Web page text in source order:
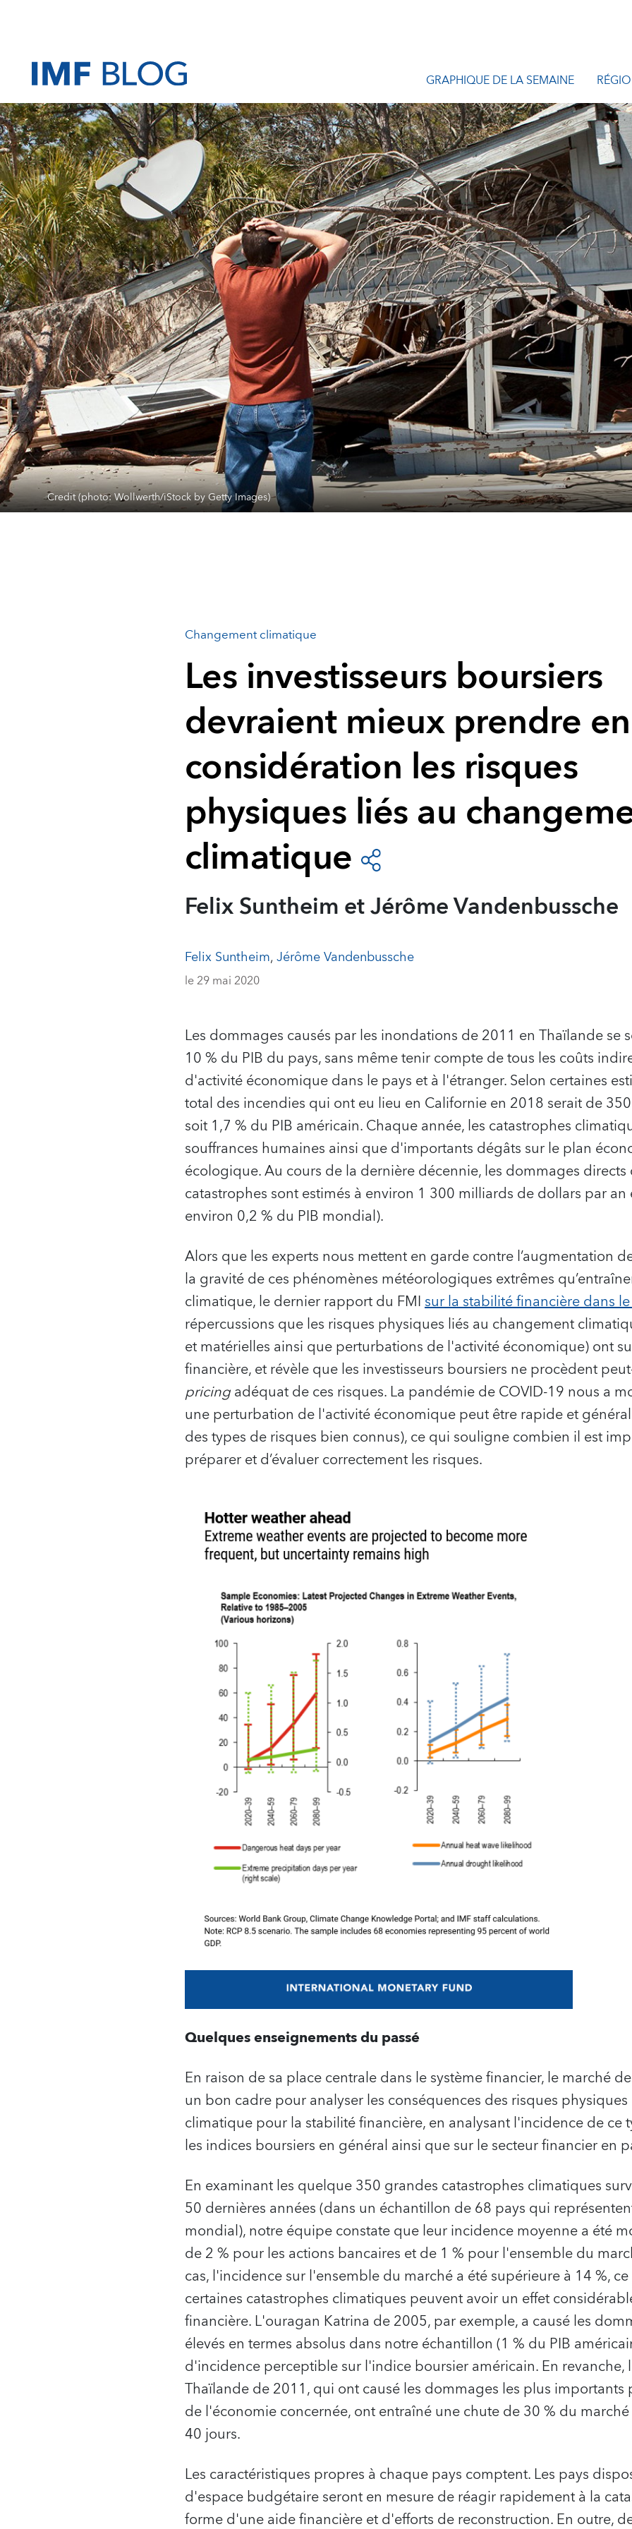
GRAPHIQUE DE LA SEMAINE
Credit (photo: Wollwerth/iStock by Getty Images)
Changement climatique
Les investisseurs boursiers
devraient mieux prendre en
considération les risques
physiques liés au
climatique
Felix Suntheim et Jérôme Vandenbussche
Felix Suntheim,Jérôme Vandenbussche
le 29 mai 2020
Les dommages causés par les inondations de 2011 en Thaïlande se
10 % du PIB du pays, sans même tenir compte de tous les coûts
d'activité économique dans le pays et à l'étranger. Selon certaines
total des incendies qui ont eu lieu en Californie en 2018 serait de
soit 1,7 % du PIB américain. Chaque année, les catastrophes
souffrances humaines ainsi que d'importants dégâts sur le plan
écologique. Au cours de la dernière décennie, les dommages directs
catastrophes sont estimés à environ 1 300 milliards de dollars par
environ 0,2 % du PIB mondial).
Alors que les experts nous mettent en garde contre l’augmentation
la gravité de ces phénomènes météorologiques extrêmes
climatique, le dernier rapport du FMIsur la stabilité financière dans
répercussions que les risques physiques liés au changement
et matérielles ainsi que perturbations de l'activité économique) ont
financière, et révèle que les investisseurs boursiers ne procèdent
pricingadéquat de ces risques. La pandémie de COVID-19 nous a
une perturbation de l'activité économique peut être rapide et
des types de risques bien connus), ce qui souligne combien il est
préparer et d’évaluer correctement les risques.
Quelques enseignements du passé
En raison de sa place centrale dans le système financier, le marché
un bon cadre pour analyser les conséquences des risques
climatique pour la stabilité financière, en analysant l'incidence de ce
les indices boursiers en général ainsi que sur le secteur financier en
En examinant les quelque 350 grandes catastrophes climatiques
50 dernières années (dans un échantillon de 68 pays qui
mondial), notre équipe constate que leur incidence moyenne a été
de 2 % pour les actions bancaires et de 1 % pour l'ensemble du
cas, l'incidence sur l'ensemble du marché a été supérieure à 14 %,
certaines catastrophes climatiques peuvent avoir un effet
financière. L'ouragan Katrina de 2005, par exemple, a causé les
élevés en termes absolus dans notre échantillon (1 % du PIB
d'incidence perceptible sur l'indice boursier américain. En revanche,
Thaïlande de 2011, qui ont causé les dommages les plus
de l'économie concernée, ont entraîné une chute de 30 % du
40 jours.
Les caractéristiques propres à chaque pays comptent. Les pays
d'espace budgétaire seront en mesure de réagir rapidement à la
forme d'une aide financière et d'efforts de reconstruction. En outre,